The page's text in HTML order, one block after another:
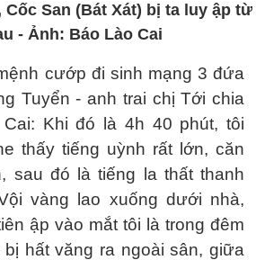
San (Bát Xát) bị ta luy ập từ
- Ảnh: Báo Lào Cai
cướp đi sinh mạng 3 đứa
Tuyển - anh trai chị Tới chia
Khi đó là 4h 40 phút, tôi
thấy tiếng uỳnh rất lớn, căn
sau đó là tiếng la thất thanh
vàng lao xuống dưới nhà,
ập vào mắt tôi là trong đêm
hất văng ra ngoài sân, giữa